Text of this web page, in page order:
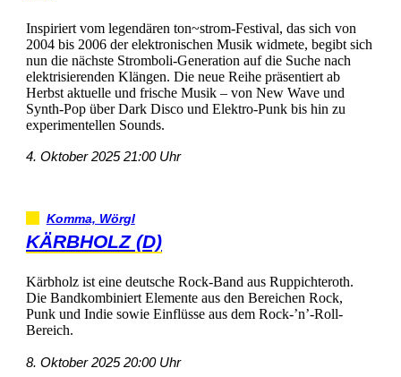
Inspiriertvomlegendärenton~strom-Festival,dassichvon
2004bis2006derelektronischenMusikwidmete,begibtsich
nundienächsteStromboli-GenerationaufdieSuchenach
elektrisierendenKlängen.DieneueReihepräsentiertab
HerbstaktuelleundfrischeMusik–vonNewWaveund
Synth-PopüberDarkDiscoundElektro-Punkbishinzu
experimentellenSounds.
4.Oktober202521:00Uhr
Komma,Wörgl
KÄRBHOLZ(D)
KärbholzisteinedeutscheRock-BandausRuppichteroth.
DieBandkombiniertElementeausdenBereichenRock,
PunkundIndiesowieEinflüsseausdemRock-’n’-Roll-
Bereich.
8.Oktober202520:00Uhr